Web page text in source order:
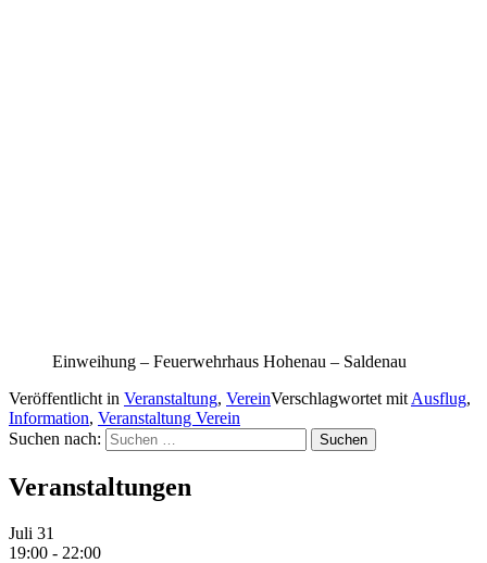
Einweihung – Feuerwehrhaus Hohenau – Saldenau
Veröffentlicht in Veranstaltung, VereinVerschlagwortet mit Ausflug,
Information, Veranstaltung Verein
Suchen nach:
Veranstaltungen
Juli 31
19:00 - 22:00